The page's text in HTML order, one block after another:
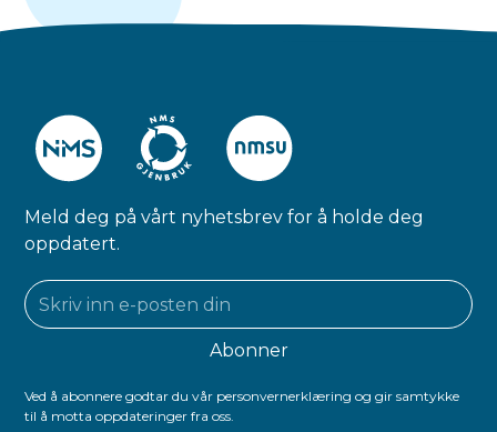
Meld deg på vårt nyhetsbrev for å holde deg
oppdatert.
Ved å abonnere godtar du vår personvernerklæring og gir samtykke
til å motta oppdateringer fra oss.